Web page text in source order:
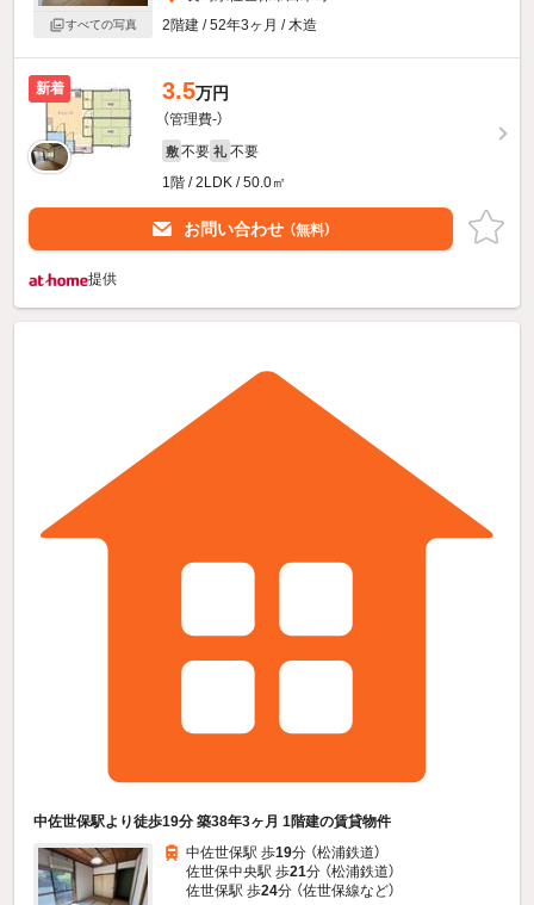
すべての写真
2階建 / 52年3ヶ月 / 木造
新着 3.5万円
（管理費-）
敷 不要 礼 不要
1階 / 2LDK / 50.0㎡
お問い合わせ （無料）
提供
中佐世保駅より徒歩19分 築38年3ヶ月 1階建の賃貸物件
中佐世保駅 歩19分 （松浦鉄道）
佐世保中央駅 歩21分 （松浦鉄道）
佐世保駅 歩24分 （佐世保線など）